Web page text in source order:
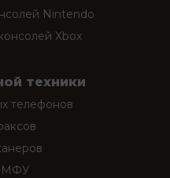
Nintendo
Xbox
техники
телефонов
МФУ